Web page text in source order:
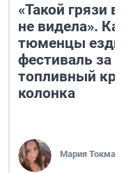
«Такой грязи
не видела».
тюменцы
фестиваль за
топливный
колонка
Мария